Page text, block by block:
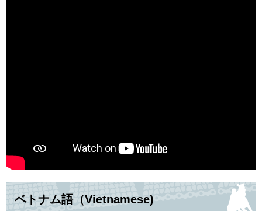
ベトナム語（Vietnamese)